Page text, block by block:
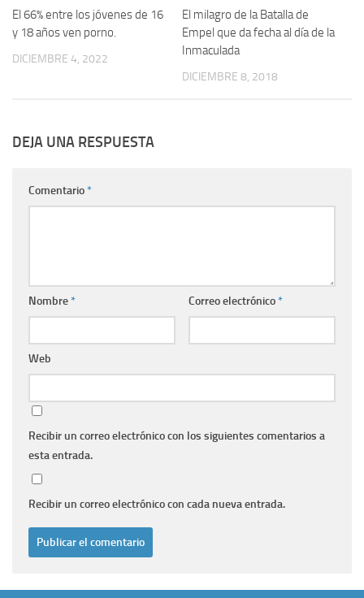
El 66% entre los jóvenes de 16
y 18 años ven porno.
DICIEMBRE 4, 2022
El milagro de la Batalla de
Empel que da fecha al día de la
Inmaculada
DICIEMBRE 8, 2018
DEJA UNA RESPUESTA
Comentario*
Nombre* Correo electrónico*
Web
Recibir un correo electrónico con los siguientes comentarios a
esta entrada.
Recibir un correo electrónico con cada nueva entrada.